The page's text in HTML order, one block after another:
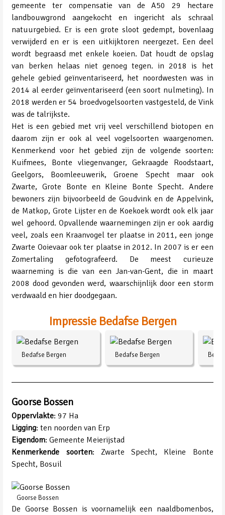
gemeente ter compensatie van de A50 29 hectare
landbouwgrond aangekocht en ingericht als schraal
natuurgebied. Er is een grote sloot gedempt, bovenlaag
verwijderd en er is een uitkijktoren neergezet. Een deel
wordt begraasd met enkele koeien. Dat houdt de opslag
van berken helaas niet genoeg tegen. in 2018 is het
gehele gebied geïnventariseerd, het noordwesten was in
2014 al eerder geïnventariseerd (een soort nulmeting). In
2018 werden er 54 broedvogelsoorten vastgesteld, de Vink
was de talrijkste.
Het is een gebied met vrij veel verschillend biotopen en
daarom zijn er ook al veel vogelsoorten waargenomen.
Kenmerkend voor het gebied zijn de volgende soorten:
Kuifmees, Bonte vliegenvanger, Gekraagde Roodstaart,
Geelgors, Boomleeuwerik, Groene Specht maar ook
Zwarte, Grote Bonte en Kleine Bonte Specht. Andere
bewoners zijn bijvoorbeeld de Goudvink en de Appelvink,
de Matkop, Grote Lijster en de Koekoek wordt ook elk jaar
wel gehoord. Opvallende waarnemingen zijn er ook aardig
veel, zoals een Kraanvogel ter plaatse in 2011, een jonge
Zwarte Ooievaar ook ter plaatse in 2012. In 2007 is er een
Zomertaling gefotografeerd. De meest curieuze
waarneming is die van een Jan-van-Gent, die in maart
2008 dood gevonden werd, waarschijnlijk door een storm
verdwaald en hier doodgegaan.
Impressie Bedafse Bergen
Bedafse Bergen Bedafse Bergen
Goorse Bossen
Oppervlakte: 97 Ha
Ligging: ten noorden van Erp
Eigendom: Gemeente Meierijstad
Kenmerkende soorten: Zwarte Specht, Kleine Bonte
Specht, Bosuil
Goorse Bossen
De Goorse Bossen is voornamelijk een naaldbomenbos,